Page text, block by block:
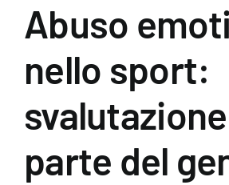
Per Genitori
Abuso
nello sport:
parte del